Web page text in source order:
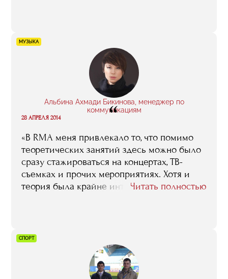
МУЗЫКА
Альбина Ахмади Бикинова, менеджер по
коммуникациям
“
28 АПРЕЛЯ 2014
«В RMA меня привлекало то, что помимо
теоретических занятий здесь можно было
сразу стажироваться на концертах, ТВ-
съемках и прочих мероприятиях. Хотя и
теория была крайне интересной, она мне
Нестеров, Артур Байдо, Александр Тихонов
и многие другие - специалисты в своем
деле, готовые к тому, чтобы делиться
своими знаниями и опытом. Так же
Читать полностью
СПОРТ